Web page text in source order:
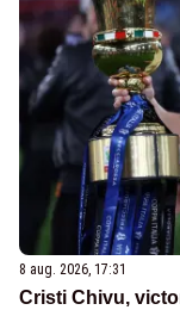
8 aug. 2026, 17:31
Cristi Chivu,